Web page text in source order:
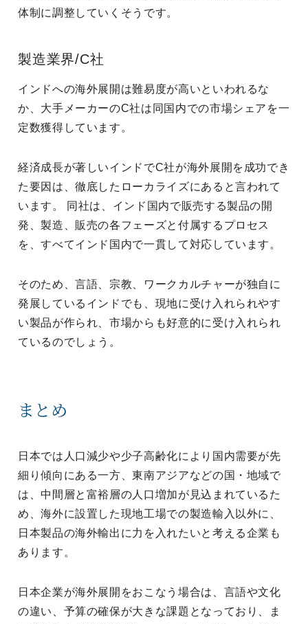
体制に調整していくそうです。
製造業界/C社
インドへの海外展開は難易度が高いといわれるな
か、大手メーカーのC社は同国内での市場シェアを一
定数獲得しています。
経済成長が著しいインドでC社が海外展開を成功でき
た要因は、徹底したローカライズにあると言われて
います。 同社は、インド国内で販売する製品の開
発、製造、販売の各フェーズと付属するプロセス
を、すべてインド国内で一貫して対応しています。
そのため、言語、宗教、ワークカルチャーが独自に
発展しているインドでも、現地に受け入れられやす
い製品が作られ、市場からも好意的に受け入れられ
ているのでしょう。
まとめ
日本では人口減少や少子高齢化により国内需要が先
細り傾向にある一方、東南アジアなどの国・地域で
は、中間層と富裕層の人口増加が見込まれているた
め、海外に設置した現地工場での製造輸入以外に、
日本製品の海外輸出に力を入れたいと考える企業も
あります。
日本企業が海外展開をおこなう場合は、言語や文化
の違い、予算の確保が大きな課題となっており、ま